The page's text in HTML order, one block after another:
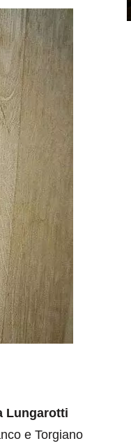
Lungarotti
e Torgiano